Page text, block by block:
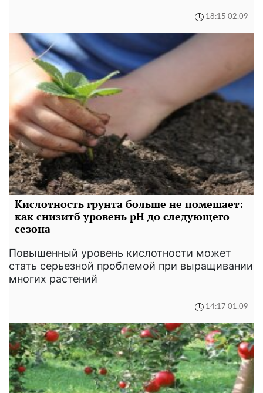
18:15 02.09
Кислотность грунта больше не помешает:
как снизитб уровень pH до следующего
сезона
Повышенный уровень кислотности может
стать серьезной проблемой при выращивании
многих растений
14:17 01.09